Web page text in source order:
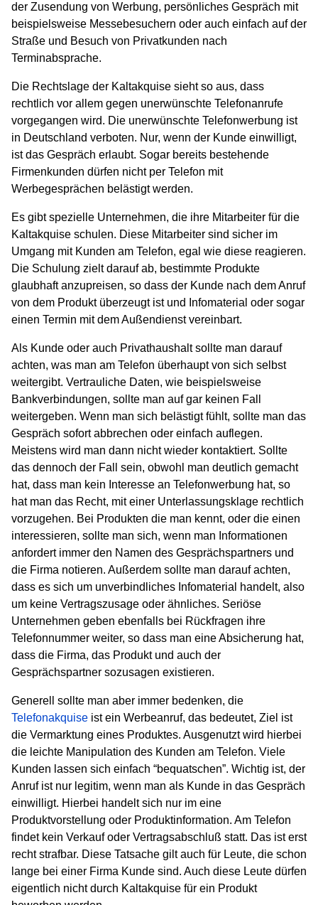
der Zusendung von Werbung, persönliches Gespräch mit
beispielsweise Messebesuchern oder auch einfach auf der
Straße und Besuch von Privatkunden nach
Terminabsprache.
Die Rechtslage der Kaltakquise sieht so aus, dass
rechtlich vor allem gegen unerwünschte Telefonanrufe
vorgegangen wird. Die unerwünschte Telefonwerbung ist
in Deutschland verboten. Nur, wenn der Kunde einwilligt,
ist das Gespräch erlaubt. Sogar bereits bestehende
Firmenkunden dürfen nicht per Telefon mit
Werbegesprächen belästigt werden.
Es gibt spezielle Unternehmen, die ihre Mitarbeiter für die
Kaltakquise schulen. Diese Mitarbeiter sind sicher im
Umgang mit Kunden am Telefon, egal wie diese reagieren.
Die Schulung zielt darauf ab, bestimmte Produkte
glaubhaft anzupreisen, so dass der Kunde nach dem Anruf
von dem Produkt überzeugt ist und Infomaterial oder sogar
einen Termin mit dem Außendienst vereinbart.
Als Kunde oder auch Privathaushalt sollte man darauf
achten, was man am Telefon überhaupt von sich selbst
weitergibt. Vertrauliche Daten, wie beispielsweise
Bankverbindungen, sollte man auf gar keinen Fall
weitergeben. Wenn man sich belästigt fühlt, sollte man das
Gespräch sofort abbrechen oder einfach auflegen.
Meistens wird man dann nicht wieder kontaktiert. Sollte
das dennoch der Fall sein, obwohl man deutlich gemacht
hat, dass man kein Interesse an Telefonwerbung hat, so
hat man das Recht, mit einer Unterlassungsklage rechtlich
vorzugehen. Bei Produkten die man kennt, oder die einen
interessieren, sollte man sich, wenn man Informationen
anfordert immer den Namen des Gesprächspartners und
die Firma notieren. Außerdem sollte man darauf achten,
dass es sich um unverbindliches Infomaterial handelt, also
um keine Vertragszusage oder ähnliches. Seriöse
Unternehmen geben ebenfalls bei Rückfragen ihre
Telefonnummer weiter, so dass man eine Absicherung hat,
dass die Firma, das Produkt und auch der
Gesprächspartner sozusagen existieren.
Generell sollte man aber immer bedenken, die
Telefonakquise ist ein Werbeanruf, das bedeutet, Ziel ist
die Vermarktung eines Produktes. Ausgenutzt wird hierbei
die leichte Manipulation des Kunden am Telefon. Viele
Kunden lassen sich einfach “bequatschen”. Wichtig ist, der
Anruf ist nur legitim, wenn man als Kunde in das Gespräch
einwilligt. Hierbei handelt sich nur im eine
Produktvorstellung oder Produktinformation. Am Telefon
findet kein Verkauf oder Vertragsabschluß statt. Das ist erst
recht strafbar. Diese Tatsache gilt auch für Leute, die schon
lange bei einer Firma Kunde sind. Auch diese Leute dürfen
eigentlich nicht durch Kaltakquise für ein Produkt